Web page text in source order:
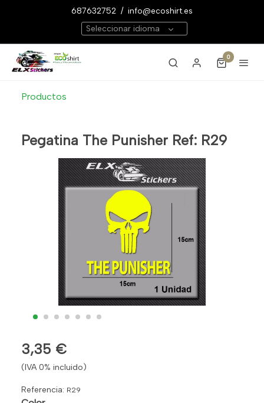
687632752 / info@ecoshirt.es
Seleccionar idioma
0
Productos
Pegatina The Punisher Ref: R29
3,35 €
(IVA 0% incluido)
Referencia: R29